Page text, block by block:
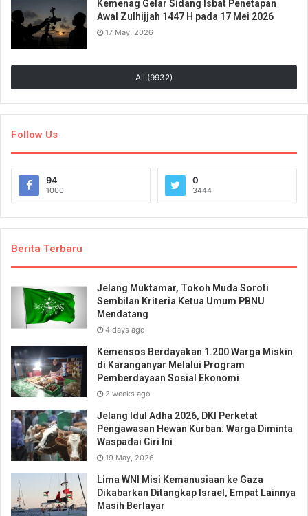
Kemenag Gelar Sidang Isbat Penetapan
Awal Zulhijjah 1447 H pada 17 Mei 2026
17 May, 2026
All (9932)
Follow Us
94
1000
0
3444
Berita Terbaru
Jelang Muktamar, Tokoh Muda Soroti
Sembilan Kriteria Ketua Umum PBNU
Mendatang
4 days ago
Kemensos Berdayakan 1.200 Warga Miskin
di Karanganyar Melalui Program
Pemberdayaan Sosial Ekonomi
2 weeks ago
Jelang Idul Adha 2026, DKI Perketat
Pengawasan Hewan Kurban: Warga Diminta
Waspadai Ciri Ini
19 May, 2026
Lima WNI Misi Kemanusiaan ke Gaza
Dikabarkan Ditangkap Israel, Empat Lainnya
Masih Berlayar